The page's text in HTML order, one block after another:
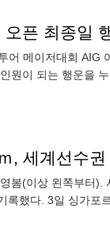
픈 최종일
메이저대회 AIG
원이 되는 행운을
, 세계선수
봄(이상 왼쪽부터
했다. 3일 싱가포